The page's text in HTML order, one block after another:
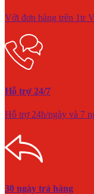
Với đơn hàng trên 1tr
Hỗ trợ 24/7
Hỗ trợ 24h/ngày và 7
30 ngày trả hàng